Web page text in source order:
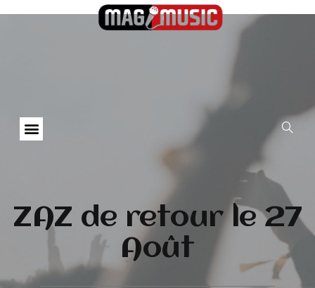
ZAZ de retour le 27
Août